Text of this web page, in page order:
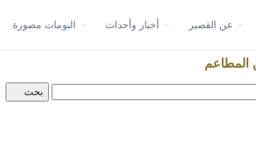
عن القصير أخبار وأحداث البومات مصورة
المطاعم